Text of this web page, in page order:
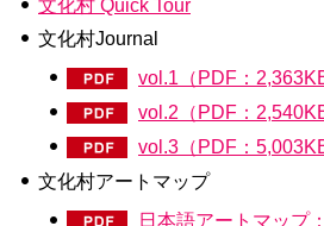
文化村 Quick Tour
文化村Journal
vol.1（PDF：2,363KB
vol.2（PDF：2,540KB
vol.3（PDF：5,003KB
文化村アートマップ
日本語アートマップ